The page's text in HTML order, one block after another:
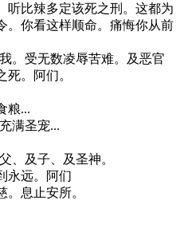
听比辣多定该死之刑。这都为
。你看这样顺命。痛悔你从前
。受无数凌辱苦难。及恶官
。阿们。
粮...
满圣宠...
、及子、及圣神。
永远。阿们
息止安所。